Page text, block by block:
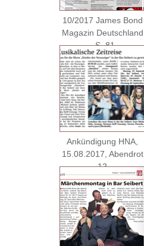
10/2017 James Bond
Magazin Deutschland
, S. 81
Ankündigung HNA,
15.08.2017, Abendrot
12